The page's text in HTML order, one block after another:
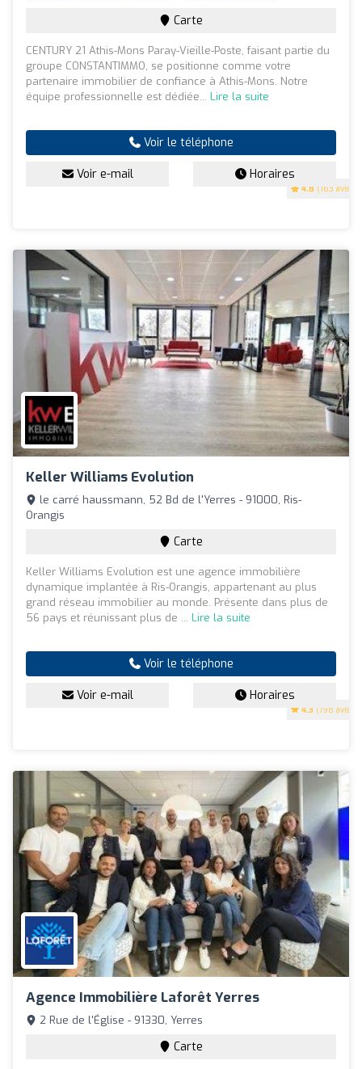
4.8 (163 avis)
Carte
CENTURY 21 Athis-Mons Paray-Vieille-Poste, faisant partie du
groupe CONSTANTIMMO, se positionne comme votre
partenaire immobilier de confiance à Athis-Mons. Notre
équipe professionnelle est dédiée... Lire la suite
Voir le téléphone
Voir e-mail Horaires
Keller Williams Evolution
4.3 (198 avis)
le carré haussmann, 52 Bd de l'Yerres - 91000, Ris-
Orangis
Carte
Keller Williams Evolution est une agence immobilière
dynamique implantée à Ris-Orangis, appartenant au plus
grand réseau immobilier au monde. Présente dans plus de
56 pays et réunissant plus de ... Lire la suite
Voir le téléphone
Voir e-mail Horaires
Agence Immobilière Laforêt Yerres
2 Rue de l'Église - 91330, Yerres
Carte